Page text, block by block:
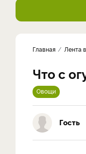
Главная Лента
Что с
Овощи
Гость